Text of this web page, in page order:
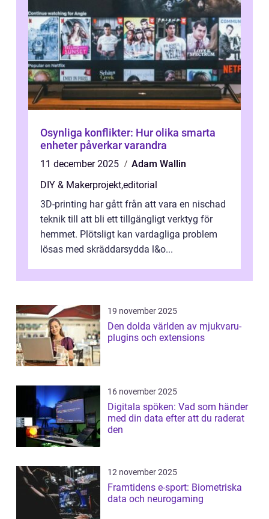
Osynliga konflikter: Hur olika smarta
enheter påverkar varandra
11 december 2025
Adam Wallin
DIY & Makerprojekt,editorial
3D-printing har gått från att vara en nischad
teknik till att bli ett tillgängligt verktyg för
hemmet. Plötsligt kan vardagliga problem
lösas med skräddarsydda l&o...
19 november 2025
Den dolda världen av mjukvaru-
plugins och extensions
16 november 2025
Digitala spöken: Vad som händer
med din data efter att du raderat
den
12 november 2025
Framtidens e-sport: Biometriska
data och neurogaming